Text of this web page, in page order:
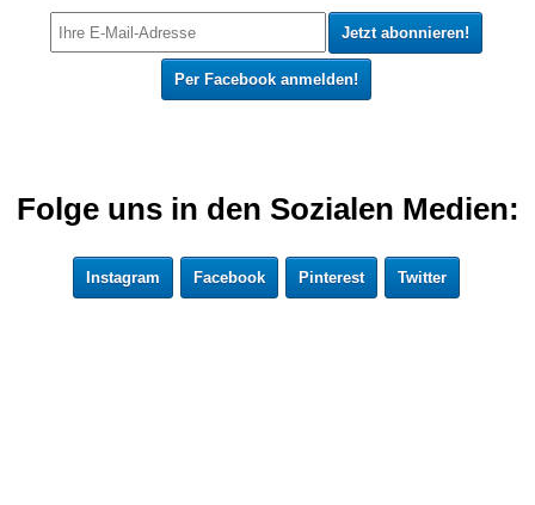
Per Facebook anmelden!
Folge uns in den Sozialen Medien:
Instagram Facebook Pinterest Twitter